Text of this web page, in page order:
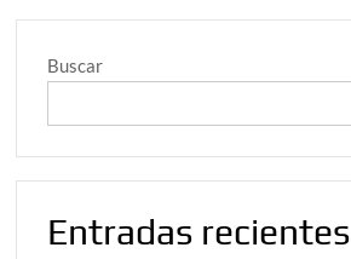
Buscar
Entradas recientes